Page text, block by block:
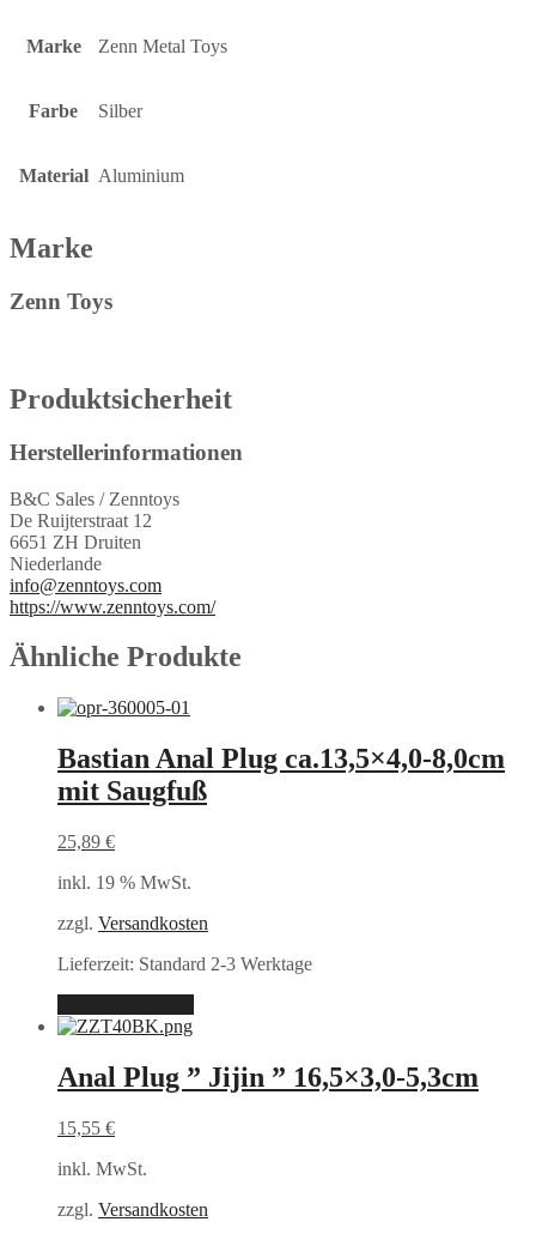
Marke Zenn Metal Toys
Farbe Silber
Material Aluminium
Marke
Zenn Toys
Produktsicherheit
Herstellerinformationen
B&C Sales / Zenntoys
De Ruijterstraat 12
6651 ZH Druiten
Niederlande
info@zenntoys.com
https://www.zenntoys.com/
Ähnliche Produkte
Bastian Anal Plug ca.13,5×4,0-8,0cm
mit Saugfuß
25,89 €
inkl. 19 % MwSt.
zzgl. Versandkosten
Lieferzeit: Standard 2-3 Werktage
Anal Plug ” Jijin ” 16,5×3,0-5,3cm
15,55 €
inkl. MwSt.
zzgl. Versandkosten